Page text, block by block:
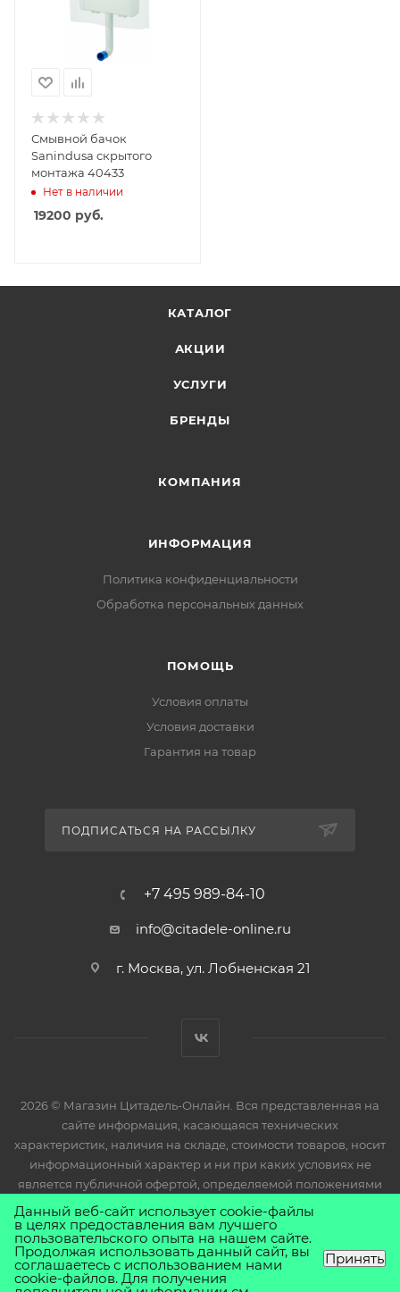
Смывной бачок
Sanindusa скрытого
монтажа 40433
Нет в наличии
19200 руб.
КАТАЛОГ
АКЦИИ
УСЛУГИ
БРЕНДЫ
КОМПАНИЯ
ИНФОРМАЦИЯ
Политика конфиденциальности
Обработка персональных данных
ПОМОЩЬ
Условия оплаты
Условия доставки
Гарантия на товар
ПОДПИСАТЬСЯ НА РАССЫЛКУ
+7 495 989-84-10
info@citadele-online.ru
г. Москва, ул. Лобненская 21
2026 © Магазин Цитадель-Онлайн. Вся представленная на
сайте информация, касающаяся технических
характеристик, наличия на складе, стоимости товаров, носит
информационный характер и ни при каких условиях не
является публичной офертой, определяемой положениями
Статьи 437(2) Гражданского кодекса РФ.
Данный веб-сайт использует cookie-файлы
в целях предоставления вам лучшего
пользовательского опыта на нашем сайте.
Продолжая использовать данный сайт, вы
соглашаетесь с использованием нами
cookie-файлов. Для получения
Принять